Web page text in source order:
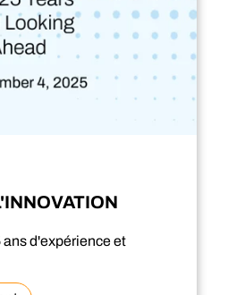
ans d'expérience et